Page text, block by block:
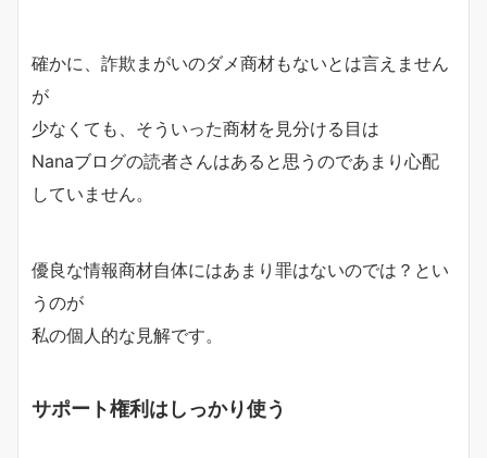
確かに、詐欺まがいのダメ商材もないとは言えません
が
少なくても、そういった商材を見分ける目は
Nanaブログの読者さんはあると思うのであまり心配
していません。
優良な情報商材自体にはあまり罪はないのでは？とい
うのが
私の個人的な見解です。
サポート権利はしっかり使う